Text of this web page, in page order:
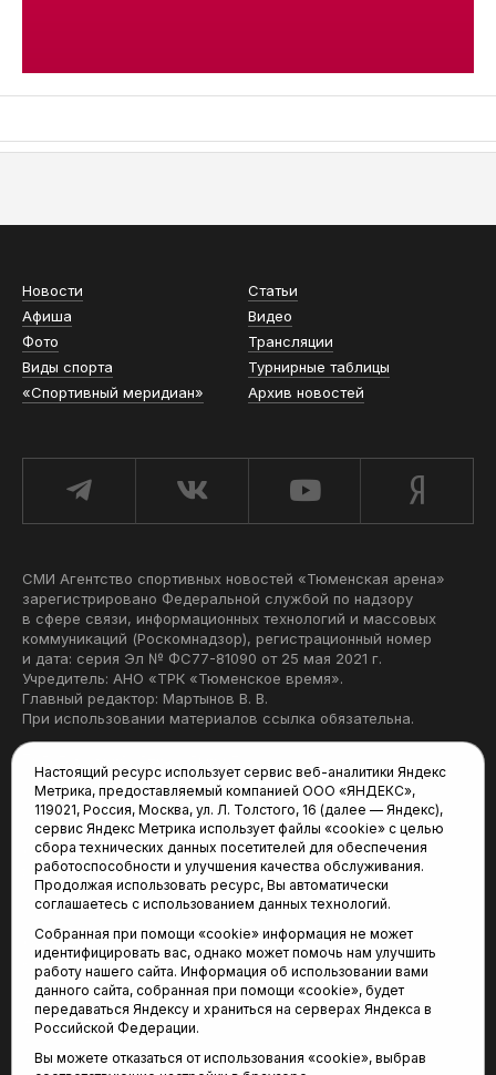
Новости
Статьи
Афиша
Видео
Фото
Трансляции
Виды спорта
Турнирные таблицы
«Спортивный меридиан»
Архив новостей
СМИ Агентство спортивных новостей «Тюменская арена»
зарегистрировано Федеральной службой по надзору
в сфере связи, информационных технологий и массовых
коммуникаций (Роскомнадзор), регистрационный номер
и дата: серия Эл № ФС77-81090 от 25 мая 2021 г.
Учредитель: АНО «ТРК «Тюменское время».
Главный редактор: Мартынов В. В.
При использовании материалов ссылка обязательна.
Редакция:
625035, Тюмень, пр. Геологоразведчиков, 28А
(3452) 68-22-28
tum-arena@mail.ru
Отдел продаж:
(3452) 68-89-78
kotovaev@sibinformburo.ru
Настоящий ресурс использует сервис веб-аналитики Яндекс
Метрика, предоставляемый компанией ООО «ЯНДЕКС»,
119021, Россия, Москва, ул. Л. Толстого, 16 (далее — Яндекс),
сервис Яндекс Метрика использует файлы «cookie» с целью
сбора технических данных посетителей для обеспечения
работоспособности и улучшения качества обслуживания.
Продолжая использовать ресурс, Вы автоматически
соглашаетесь с использованием данных технологий.
Собранная при помощи «cookie» информация не может
идентифицировать вас, однако может помочь нам улучшить
работу нашего сайта. Информация об использовании вами
данного сайта, собранная при помощи «cookie», будет
передаваться Яндексу и храниться на серверах Яндекса в
Российской Федерации.
Вы можете отказаться от использования «cookie», выбрав